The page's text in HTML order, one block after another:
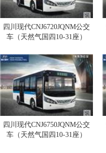
四川现代CNJ6720JQNM公交
车（天然气国四10-31座）
四川现代CNJ6750JQNM公交
车（天然气国四10-31座）